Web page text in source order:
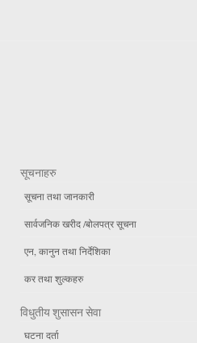
सूचनाहरु
सूचना तथा जानकारी
सार्वजनिक खरीद /बोलपत्र सूचना
एन, कानुन तथा निर्देशिका
कर तथा शुल्कहरु
विधुतीय शुसासन सेवा
घटना दर्ता